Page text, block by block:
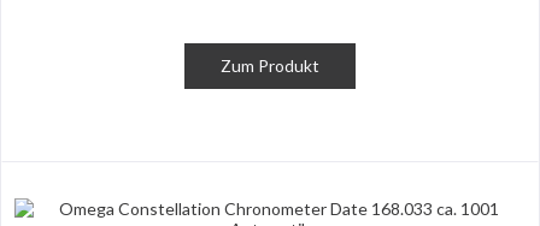
Zum Produkt